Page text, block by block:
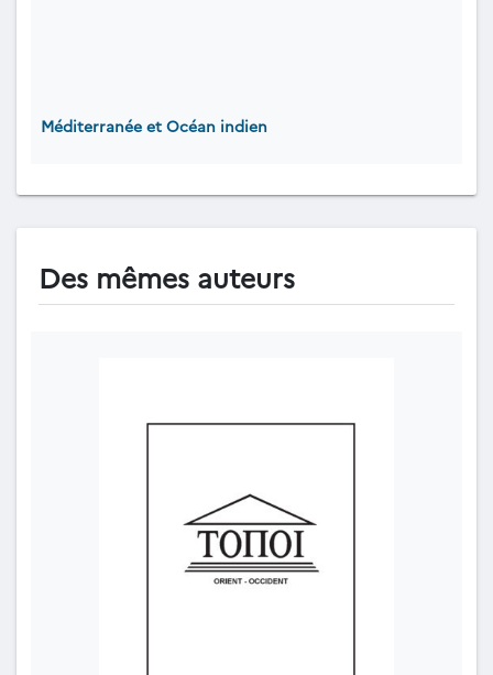
Méditerranée et Océan indien
Des mêmes auteurs